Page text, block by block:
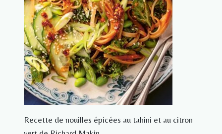
Recette de nouilles épicées au tahini et au citron